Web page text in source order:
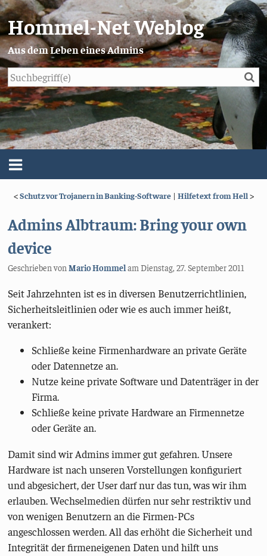
Hommel-Net Weblog
Aus dem Leben eines Admins
Menü
Impressum/Datenschutz
<Schutz vor Trojanern in Banking-Software | Hilfetext from Hell>
Admins Albtraum: Bring your own
device
Geschrieben vonMario HommelamDienstag, 27. September 2011
Seit Jahrzehnten ist es in diversen Benutzerrichtlinien,
Sicherheitsleitlinien oder wie es auch immer heißt,
verankert:
Schließe keine Firmenhardware an private Geräte
oder Datennetze an.
Nutze keine private Software und Datenträger in der
Firma.
Schließe keine private Hardware an Firmennetze
oder Geräte an.
Damit sind wir Admins immer gut gefahren. Unsere
Hardware ist nach unseren Vorstellungen konfiguriert
und abgesichert, der User darf nur das tun, was wir ihm
erlauben. Wechselmedien dürfen nur sehr restriktiv und
von wenigen Benutzern an die Firmen-PCs
angeschlossen werden. All das erhöht die Sicherheit und
Integrität der firmeneigenen Daten und hilft uns